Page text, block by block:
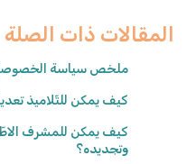
المقالات ذات الصلة
ملخص سياسة
كيف يمكن للتّلاميذ
كيف يمكن للمشرف
وتجديده؟